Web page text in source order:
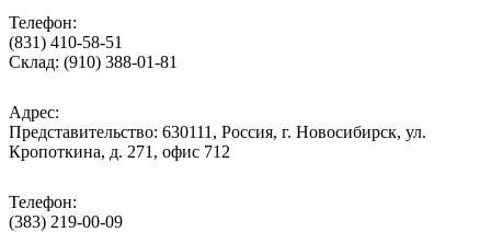
Телефон:
(831) 410-58-51
Склад: (910) 388-01-81
Адрес:
Представительство: 630111, Россия, г. Новосибирск, ул.
Кропоткина, д. 271, офис 712
Телефон:
(383) 219-00-09